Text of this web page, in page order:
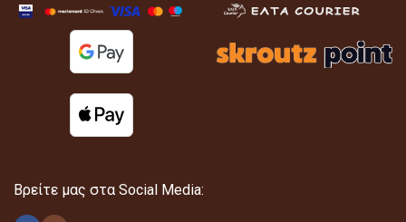
Βρείτε μας στα Social Media: